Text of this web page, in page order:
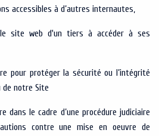
accessibles à d’autres internautes,
site web d'un tiers à accéder à ses
pour protéger la sécurité ou l’intégrité
de notre Site
dans le cadre d’une procédure judiciaire
contre une mise en oeuvre de